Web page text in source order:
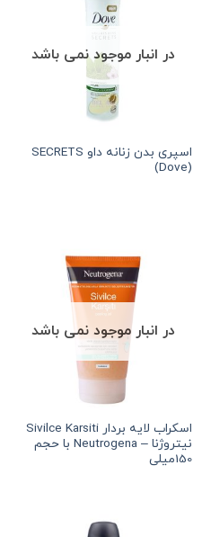
هر قسط 278,125
در انبار موجود نمی باشد
اسپری بدن زنانه داو SECRETS
(Dove)
در انبار موجود نمی باشد
اسکراب لایه بردار Sivilce Karsiti
نیتروژنا – Neutrogena با حجم
150میلی